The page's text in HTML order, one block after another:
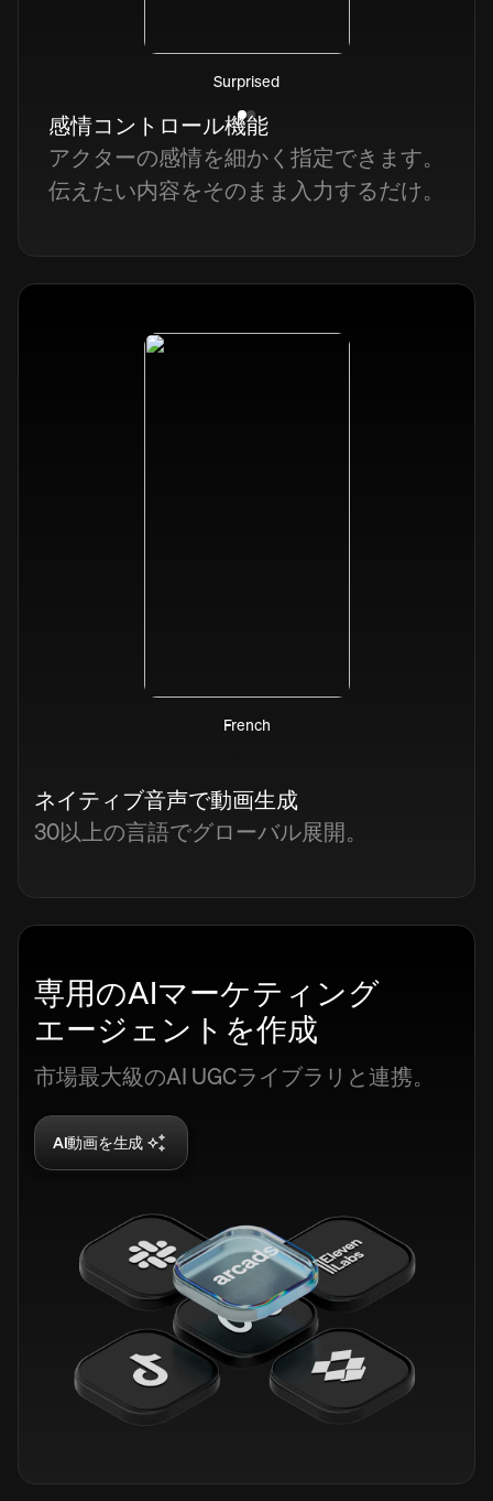
Surprised
感情コントロール機能
アクターの感情を細かく指定できます。
伝えたい内容をそのまま入力するだけ。
French
ネイティブ音声で動画生成
30以上の言語でグローバル展開。
専用のAIマーケティング
エージェントを作成
市場最大級のAI UGCライブラリと連携。
AI動画を生成